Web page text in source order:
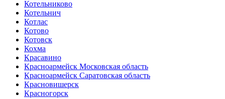
Котельниково
Котельнич
Котлас
Котово
Котовск
Кохма
Красавино
Красноармейск Московская область
Красноармейск Саратовская область
Красновишерск
Красногорск